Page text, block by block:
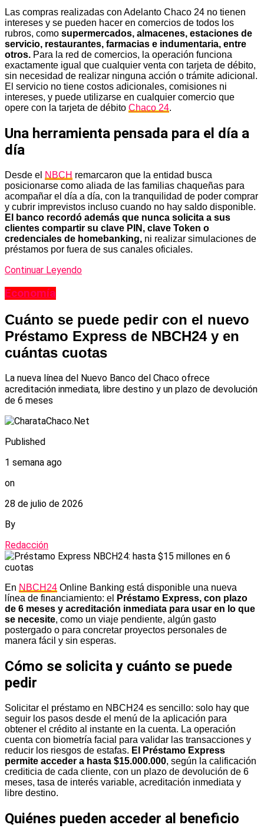
Las compras realizadas con Adelanto Chaco 24 no tienen
intereses y se pueden hacer en comercios de todos los
rubros, como supermercados, almacenes, estaciones de
servicio, restaurantes, farmacias e indumentaria, entre
otros. Para la red de comercios, la operación funciona
exactamente igual que cualquier venta con tarjeta de débito,
sin necesidad de realizar ninguna acción o trámite adicional.
El servicio no tiene costos adicionales, comisiones ni
intereses, y puede utilizarse en cualquier comercio que
opere con la tarjeta de débito Chaco 24.
Una herramienta pensada para el día a
día
Desde el NBCH remarcaron que la entidad busca
posicionarse como aliada de las familias chaqueñas para
acompañar el día a día, con la tranquilidad de poder comprar
y cubrir imprevistos incluso cuando no hay saldo disponible.
El banco recordó además que nunca solicita a sus
clientes compartir su clave PIN, clave Token o
credenciales de homebanking, ni realizar simulaciones de
préstamos por fuera de sus canales oficiales.
Continuar Leyendo
Economía
Cuánto se puede pedir con el nuevo
Préstamo Express de NBCH24 y en
cuántas cuotas
La nueva línea del Nuevo Banco del Chaco ofrece
acreditación inmediata, libre destino y un plazo de devolución
de 6 meses
Published
1 semana ago
on
28 de julio de 2026
By
Redacción
En NBCH24 Online Banking está disponible una nueva
línea de financiamiento: el
Préstamo Express, con plazo
de 6 meses y acreditación inmediata para usar en lo que
se necesite, como un viaje pendiente, algún gasto
postergado o para concretar proyectos personales de
manera fácil y sin esperas.
Cómo se solicita y cuánto se puede
pedir
Solicitar el préstamo en NBCH24 es sencillo: solo hay que
seguir los pasos desde el menú de la aplicación para
obtener el crédito al instante en la cuenta. La operación
cuenta con biometría facial para validar las transacciones y
reducir los riesgos de estafas. El Préstamo Express
permite acceder a hasta $15.000.000, según la calificación
crediticia de cada cliente, con un plazo de devolución de 6
meses, tasa de interés variable, acreditación inmediata y
libre destino.
Quiénes pueden acceder al beneficio